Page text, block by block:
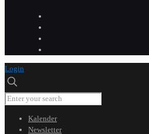
Login
Kalender
Newsletter